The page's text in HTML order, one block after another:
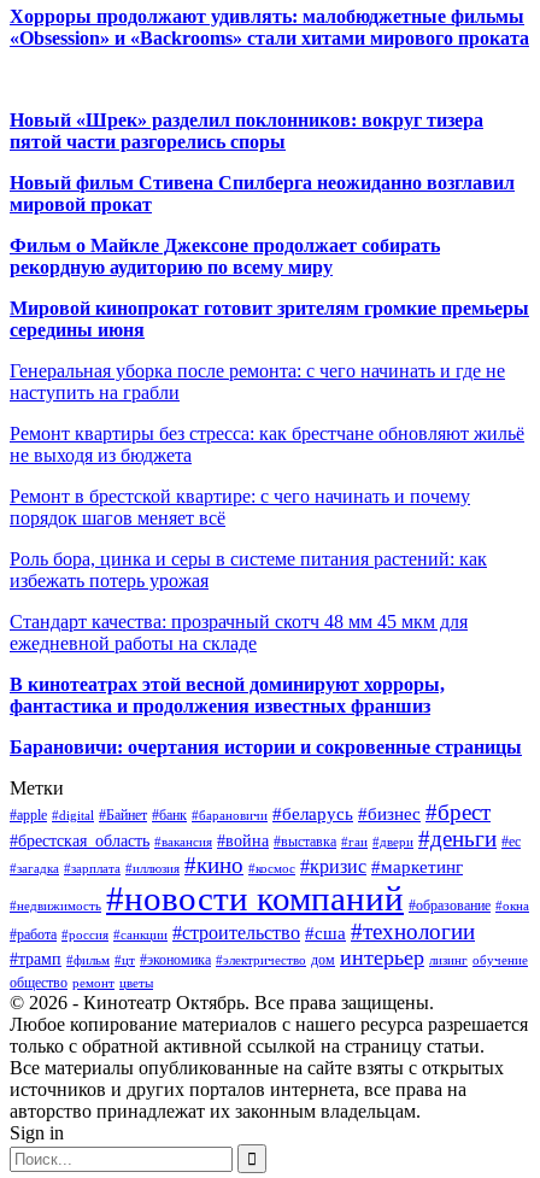
Хорроры продолжают удивлять: малобюджетные фильмы
«Obsession» и «Backrooms» стали хитами мирового проката
Новый «Шрек» разделил поклонников: вокруг тизера
пятой части разгорелись споры
Новый фильм Стивена Спилберга неожиданно возглавил
мировой прокат
Фильм о Майкле Джексоне продолжает собирать
рекордную аудиторию по всему миру
Мировой кинопрокат готовит зрителям громкие премьеры
середины июня
Генеральная уборка после ремонта: с чего начинать и где не
наступить на грабли
Ремонт квартиры без стресса: как брестчане обновляют жильё
не выходя из бюджета
Ремонт в брестской квартире: с чего начинать и почему
порядок шагов меняет всё
Роль бора, цинка и серы в системе питания растений: как
избежать потерь урожая
Стандарт качества: прозрачный скотч 48 мм 45 мкм для
ежедневной работы на складе
В кинотеатрах этой весной доминируют хорроры,
фантастика и продолжения известных франшиз
Барановичи: очертания истории и сокровенные страницы
Метки
#apple #digital #Байнет #банк #барановичи #беларусь #бизнес #брест
#брестская_область #вакансия #война #выставка #гаи #двери #деньги #ес
#загадка #зарплата #иллюзия #кино #космос #кризис #маркетинг
#недвижимость #новости компаний #образование #окна
#работа #россия #санкции #строительство #сша #технологии
#трамп #фильм #цт #экономика #электричество дом интерьер лизинг обучение
общество ремонт цветы
© 2026 - Кинотеатр Октябрь. Все права защищены.
Любое копирование материалов с нашего ресурса разрешается
только с обратной активной ссылкой на страницу статьи.
Все материалы опубликованные на сайте взяты с открытых
источников и других порталов интернета, все права на
авторство принадлежат их законным владельцам.
Sign in